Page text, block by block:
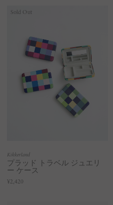
Sold Out
Kikkerland
プラッド トラベル ジュエリ
ー ケース
¥2,420